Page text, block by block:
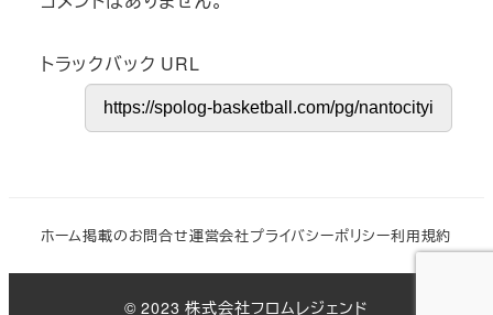
トラックバック URL
ホーム掲載のお問合せ運営会社プライバシーポリシー利用規約
© 2023 株式会社フロムレジェンド